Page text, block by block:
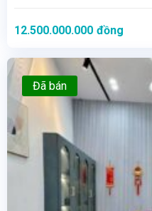
12.500.000.000 đồng
Đã bán